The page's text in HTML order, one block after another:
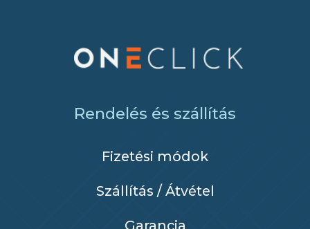
Rendelés és szállítás
Fizetési módok
Szállítás / Átvétel
Garancia